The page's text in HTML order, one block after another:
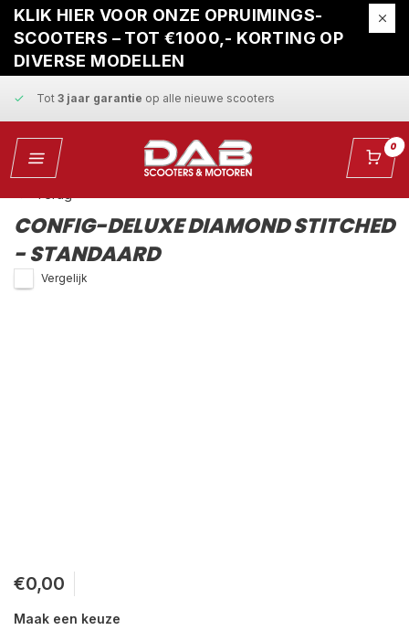
KLIK HIER VOOR ONZE OPRUIMINGS-
SCOOTERS – TOT €1000,- KORTING OP
DIVERSE MODELLEN
Gratis ophaalservicebij reparatie
Snelle leveringen vaste scherpe prijzen
Tot 3 jaar garantie op alle nieuwe scooters
Gratis ophaalservicebij reparatie 0
CONFIG-DELUXE DIAMOND STITCHED
- STANDAARD
Vergelijk
€0,00
Maak een keuze